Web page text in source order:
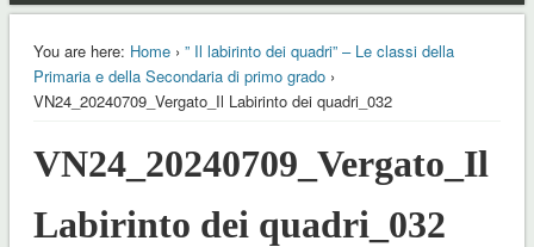
You are here: Home› ” Il labirinto dei quadri” – Le classi della
Primaria e della Secondaria di primo grado›
VN24_20240709_Vergato_Il Labirinto dei quadri_032
VN24_20240709_Vergato_Il
Labirinto dei quadri_032